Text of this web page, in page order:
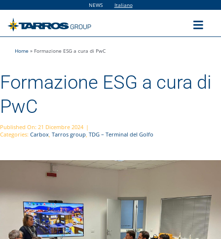
contenuto
NEWS Italiano
Home
The Group
People
Home » Formazione ESG a cura di PwC
Formazione ESG a cura di
PwC
Published On: 21 Dicembre 2024 |
Categories: Carbox, Tarros group, TDG – Terminal del Golfo